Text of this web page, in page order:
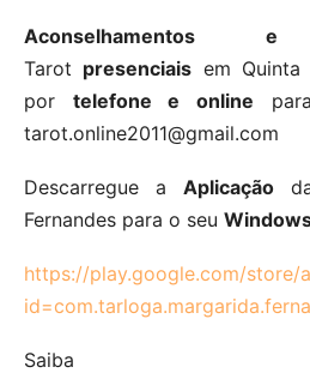
Aconselhamentos
Tarot presenciais em
por telefone e online
tarot.online2011@gmail.com
Descarregue a Aplicação
Fernandes para o seu
https://play.google.com/store/
Saiba